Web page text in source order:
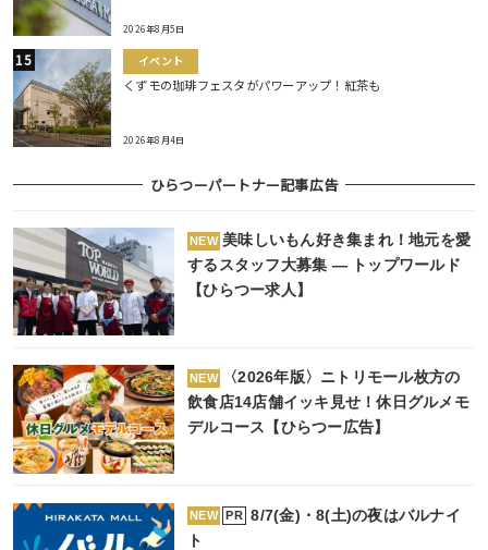
2026年8月5日
イベント
くずモの珈琲フェスタがパワーアップ！紅茶も
2026年8月4日
ひらつーパートナー記事広告
NEW 美味しいもん好き集まれ！地元を愛
するスタッフ大募集 ― トップワールド
【ひらつー求人】
NEW
〈2026年版〉ニトリモール枚方の
飲食店14店舗イッキ見せ！休日グルメモ
デルコース【ひらつー広告】
NEW PR
8/7(金)・8(土)の夜はバルナイ
ト